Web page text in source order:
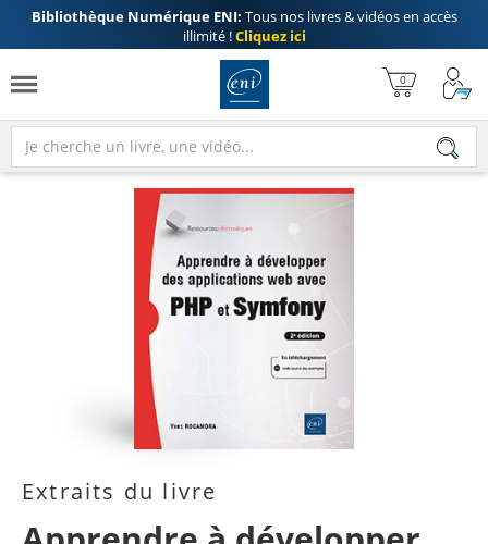
Bibliothèque Numérique ENI: Tous nos livres & vidéos en accès
illimité !Cliquez ici
Extraits du livre